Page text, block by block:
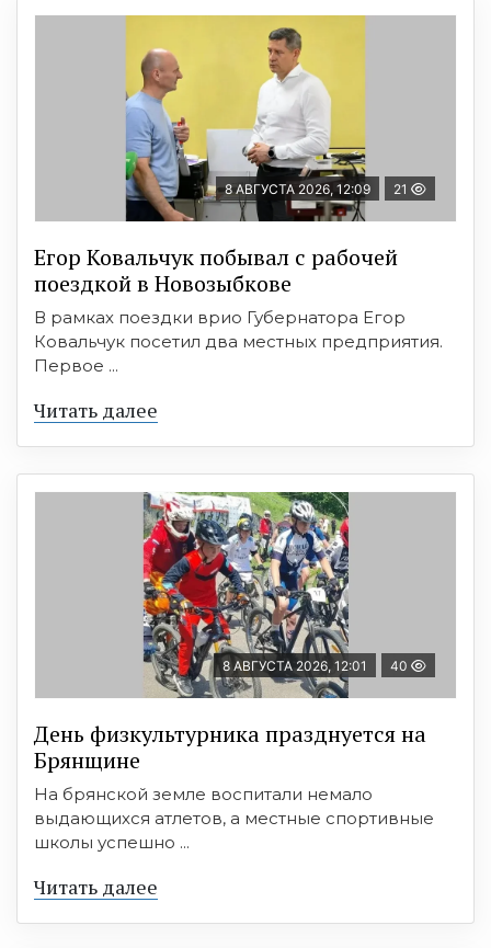
8 АВГУСТА 2026, 12:09 21
Егор Ковальчук побывал с рабочей
поездкой в Новозыбкове
В рамках поездки врио Губернатора Егор
Ковальчук посетил два местных предприятия.
Первое ...
Читать далее
8 АВГУСТА 2026, 12:01 40
День физкультурника празднуется на
Брянщине
На брянской земле воспитали немало
выдающихся атлетов, а местные спортивные
школы успешно ...
Читать далее